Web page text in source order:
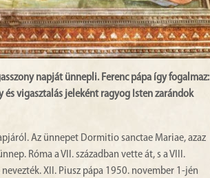
napját ünnepli. Ferenc pápa így fogalmaz:
vigasztalás jeleként ragyog Isten zarándok
Az ünnepet Dormitio sanctae Mariae, azaz
Róma a VII. században vette át, s a VIII.
XII. Piusz pápa 1950. november 1-jén